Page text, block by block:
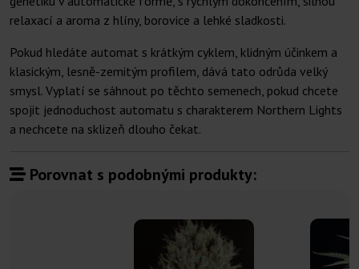
relaxací a aroma z hlíny, borovice a lehké sladkosti.
Pokud hledáte automat s krátkým cyklem, klidným účinkem a
klasickým, lesně-zemitým profilem, dává tato odrůda velký
smysl. Vyplatí se sáhnout po těchto semenech, pokud chcete
spojit jednoduchost automatu s charakterem Northern Lights
a nechcete na sklizeň dlouho čekat.
Porovnat s podobnými produkty: